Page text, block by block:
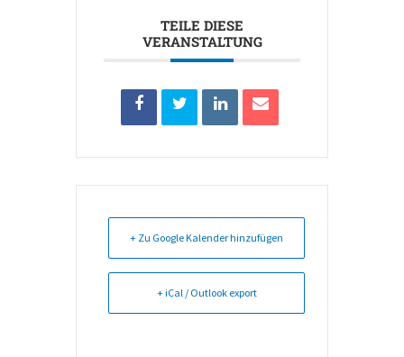
TEILE DIESE
VERANSTALTUNG
+ Zu Google Kalender hinzufügen
+ iCal / Outlook export